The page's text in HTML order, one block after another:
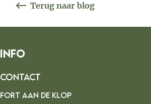
Terug naar blog
Info
Contact
FORT AAN DE KLOP